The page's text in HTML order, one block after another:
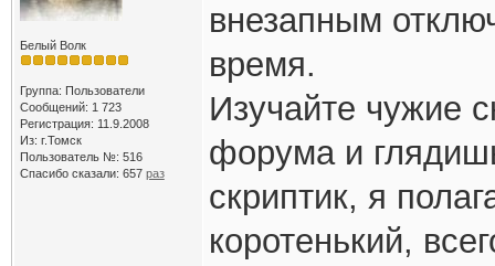
Белый Волк
Группа: Пользователи
Сообщений: 1 723
Регистрация: 11.9.2008
Из: г.Томск
Пользователь №: 516
Спасибо сказали: 657 раз
внезапным
время.
Изучайте чужие
форума и
скриптик, я
коротенький,